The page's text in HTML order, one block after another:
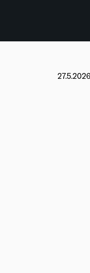
27.5.2026